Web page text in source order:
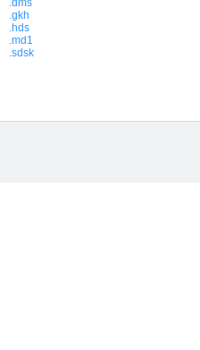
.dms
.gkh
.hds
.md1
.sdsk